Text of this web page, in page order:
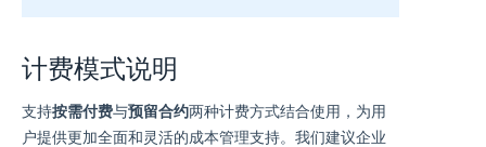
计费模式说明
支持按需付费与预留合约两种计费方式结合使用，为用
户提供更加全面和灵活的成本管理支持。我们建议企业